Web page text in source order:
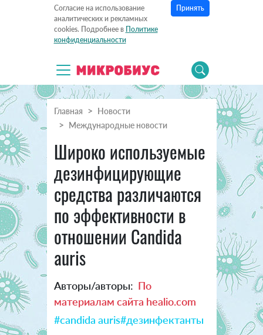
Согласие на использование
аналитических и рекламных
cookies. Подробнее в Политике
конфиденциальности
Принять
Главная
Новости
Международные новости
Широко используемые
дезинфицирующие
средства различаются
по эффективности в
отношении Candida
auris
Авторы/авторы: По
материалам сайта healio.com
#candida auris#дезинфектанты